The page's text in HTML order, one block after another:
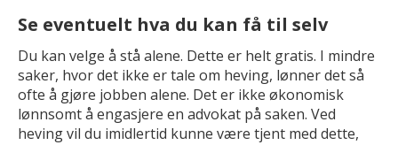
Se eventuelt hva du kan få til selv
Du kan velge å stå alene. Dette er helt gratis. I mindre
saker, hvor det ikke er tale om heving, lønner det så
ofte å gjøre jobben alene. Det er ikke økonomisk
lønnsomt å engasjere en advokat på saken. Ved
heving vil du imidlertid kunne være tjent med dette,